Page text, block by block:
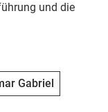
und die
Gabriel